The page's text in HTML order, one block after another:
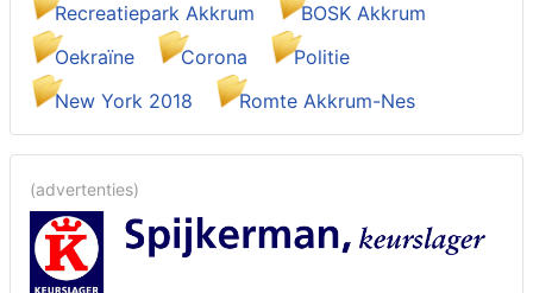
Recreatiepark Akkrum
BOSK Akkrum
Oekraïne
Corona
Politie
New York 2018
Romte Akkrum-Nes
(advertenties)